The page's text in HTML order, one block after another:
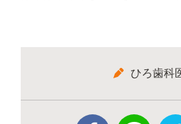
ひろ歯科